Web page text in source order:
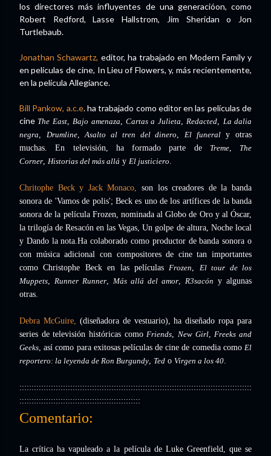
los directores más influyentes de una generacióon, como
Robert Redford, Lasse Hallstrom, Jim Sheridan o Jon
Turtlebaub.
Jonathan Schawartz, editor, ha trabajado en Modern Family y
en películas de cine, In Lieu of Flowers, y, más recientemente,
en la película Allegiance.
Bill Pankow, a.c.e. ha trabajado como editor en las películas de
cine The East, Bajo amenaza ,Cartas a Julieta Redacted
La dalia
negra
Drumline,Asalto al tren del dinero El funeraly otras
muchas. En televisión, ha formado parte de Treme, The
Corner Historias del más allá y El justiciero
Chritophe Beck y Jack Monaco,
son los creadores de la banda
sonora de 'Vamos de polis'; Beck es uno de los artífices de la banda
sonora de la película Frozen, nominada al Globo de Oro y al Óscar,
la trilogía de Resacón en las Vegas, Un golpe de altura, Noche local
y Dando la nota.Ha colaborado como productor de banda sonora o
con música adicional con compositores de cine tan importantes
como Christophe Beck en las películas Frozen
El tour de los
Muppets
Runner Runner Más allá del amor R3sacón y algunas
otras.
Debra McGuire,
(diseñadora de vestuario), ha diseñado ropa para
series de televisión históricas como Friends New Girl, Freeks and
Geeks , así como para exitosas películas de cine de comedia como El
reportero: la leyenda de Ron Burgundy Ted o Virgen a los 40
::::::::::::::::::::::::::::::::::::::::::::::::::::::::::::::::::::::::::::::::::::::::::::::::
::::::::::::::::::::::::::::::::::::::::::::::::::
Comentario:
La crítica ha vapuleado a la película de Luke Greenfield, que se